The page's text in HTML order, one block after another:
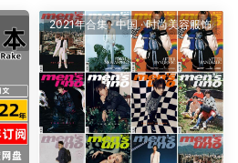
2021年合集·中国·时尚美容服饰